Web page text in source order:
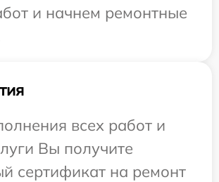
и начнем ремонтные
всех работ и
Вы получите
сертификат на ремонт